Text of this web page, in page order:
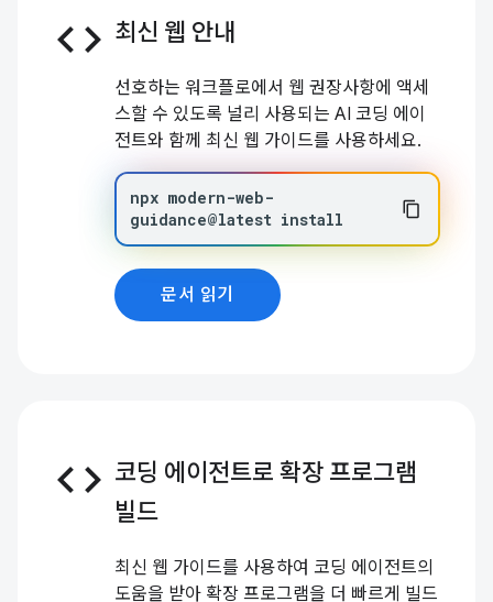
code 최신 웹 안내
선호하는 워크플로에서 웹 권장사항에 액세
스할 수 있도록 널리 사용되는 AI 코딩 에이
전트와 함께 최신 웹 가이드를 사용하세요.
npx modern-web-
guidance@latest install
문서 읽기
code 코딩 에이전트로 확장 프로그램
빌드
최신 웹 가이드를 사용하여 코딩 에이전트의
도움을 받아 확장 프로그램을 더 빠르게 빌드